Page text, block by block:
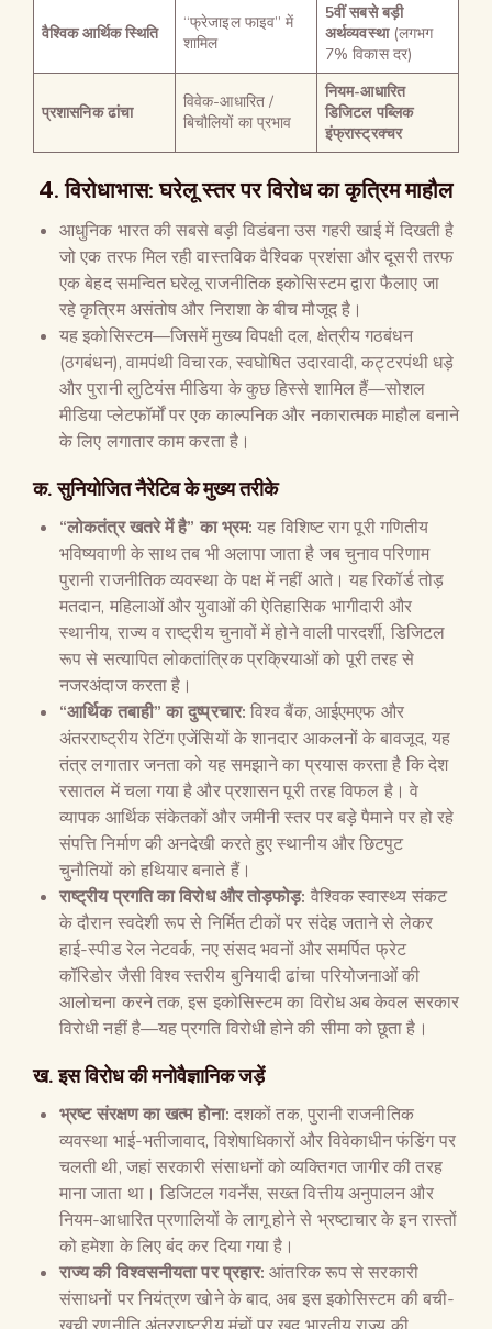
वैश्विक आर्थिक स्थिति
“फ्रेजाइल फाइव” में
शामिल
5वीं सबसे बड़ी
अर्थव्यवस्था(लगभग
7% विकास दर)
प्रशासनिक ढांचा
विवेक-आधारित /
बिचौलियों का प्रभाव
नियम-आधारित
डिजिटल पब्लिक
इंफ्रास्ट्रक्चर
4. विरोधाभास: घरेलू स्तर पर विरोध का कृत्रिम माहौल
आधुनिक भारत की सबसे बड़ी विडंबना उस गहरी खाई में दिखती है
जो एक तरफ मिल रही वास्तविक वैश्विक प्रशंसा और दूसरी तरफ
एक बेहद समन्वित घरेलू राजनीतिक इकोसिस्टम द्वारा फैलाए जा
रहे कृत्रिम असंतोष और निराशा के बीच मौजूद है।
यह इकोसिस्टम—जिसमें मुख्य विपक्षी दल, क्षेत्रीय गठबंधन
(ठगबंधन), वामपंथी विचारक, स्वघोषित उदारवादी, कट्टरपंथी धड़े
और पुरानी लुटियंस मीडिया के कुछ हिस्से शामिल हैं—सोशल
मीडिया प्लेटफॉर्मों पर एक काल्पनिक और नकारात्मक माहौल बनाने
के लिए लगातार काम करता है।
क. सुनियोजित नैरेटिव के मुख्य तरीके
“लोकतंत्र खतरे में है” का भ्रम: यह विशिष्ट राग पूरी गणितीय
भविष्यवाणी के साथ तब भी अलापा जाता है जब चुनाव परिणाम
पुरानी राजनीतिक व्यवस्था के पक्ष में नहीं आते। यह रिकॉर्ड तोड़
मतदान, महिलाओं और युवाओं की ऐतिहासिक भागीदारी और
स्थानीय, राज्य व राष्ट्रीय चुनावों में होने वाली पारदर्शी, डिजिटल
रूप से सत्यापित लोकतांत्रिक प्रक्रियाओं को पूरी तरह से
नजरअंदाज करता है।
“आर्थिक तबाही” का दुष्प्रचार: विश्व बैंक, आईएमएफ और
अंतरराष्ट्रीय रेटिंग एजेंसियों के शानदार आकलनों के बावजूद, यह
तंत्र लगातार जनता को यह समझाने का प्रयास करता है कि देश
रसातल में चला गया है और प्रशासन पूरी तरह विफल है। वे
व्यापक आर्थिक संकेतकों और जमीनी स्तर पर बड़े पैमाने पर हो रहे
संपत्ति निर्माण की अनदेखी करते हुए स्थानीय और छिटपुट
चुनौतियों को हथियार बनाते हैं।
राष्ट्रीय प्रगति का विरोध और तोड़फोड़: वैश्विक स्वास्थ्य संकट
के दौरान स्वदेशी रूप से निर्मित टीकों पर संदेह जताने से लेकर
हाई-स्पीड रेल नेटवर्क, नए संसद भवनों और समर्पित फ्रेट
कॉरिडोर जैसी विश्व स्तरीय बुनियादी ढांचा परियोजनाओं की
आलोचना करने तक, इस इकोसिस्टम का विरोध अब केवल सरकार
विरोधी नहीं है—यह प्रगति विरोधी होने की सीमा को छूता है।
ख. इस विरोध की मनोवैज्ञानिक जड़ें
भ्रष्ट संरक्षण का खत्म होना: दशकों तक, पुरानी राजनीतिक
व्यवस्था भाई-भतीजावाद, विशेषाधिकारों और विवेकाधीन फंडिंग पर
चलती थी, जहां सरकारी संसाधनों को व्यक्तिगत जागीर की तरह
माना जाता था। डिजिटल गवर्नेंस, सख्त वित्तीय अनुपालन और
नियम-आधारित प्रणालियों के लागू होने से भ्रष्टाचार के इन रास्तों
को हमेशा के लिए बंद कर दिया गया है।
राज्य की विश्वसनीयता पर प्रहार: आंतरिक रूप से सरकारी
संसाधनों पर नियंत्रण खोने के बाद, अब इस इकोसिस्टम की बची-